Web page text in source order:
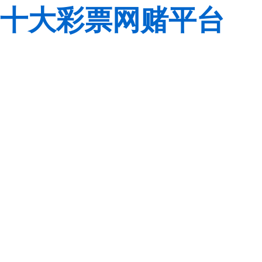
十大彩票网赌平台